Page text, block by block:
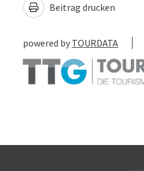
Beitrag drucken
powered by TOURDATA